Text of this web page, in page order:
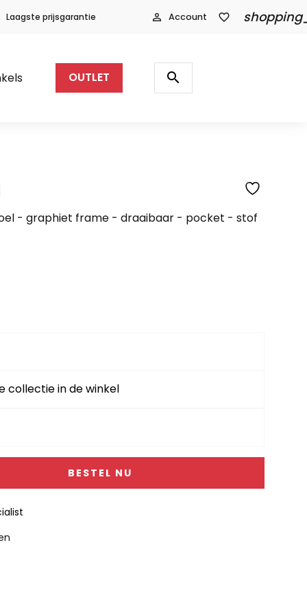
Laagste prijsgarantie person_outline Account favorite_border
OUTLET
Producten
zoeken
search
- graphiet frame - draaibaar - pocket - stof
collectie in de winkel
BESTEL NU